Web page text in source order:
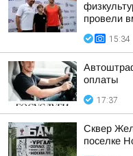
провели
15:34
оплаты
17:37
Сквер
поселке